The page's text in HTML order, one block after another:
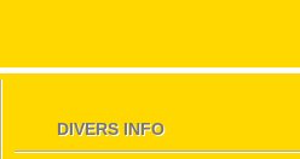
DIVERS INFO